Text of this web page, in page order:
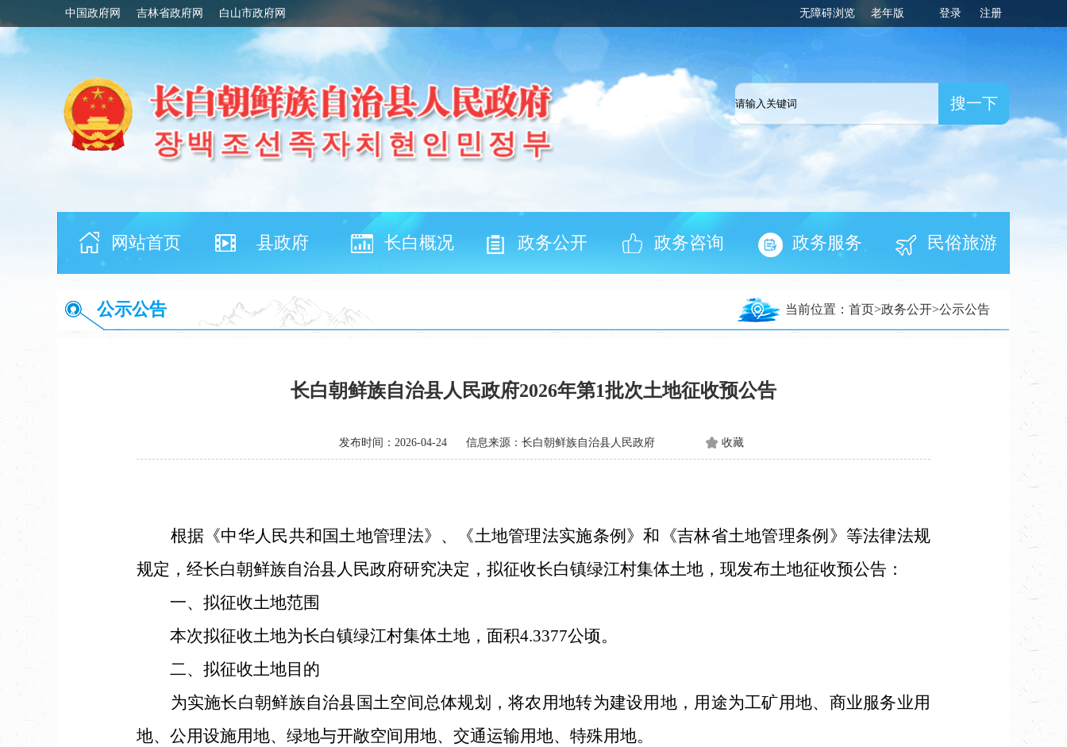
中国政府网 吉林省政府网 白山市政府网 无障碍浏览 老年版 登录 注册
网站首页 县政府 长白概况 政务公开 政务咨询 政务服务 民俗旅游
公示公告 当前位置： 首页>政务公开>公示公告
长白朝鲜族自治县人民政府2026年第1批次土地征收预公告
发布时间：2026-04-24 信息来源：长白朝鲜族自治县人民政府 收藏
根据《中华人民共和国土地管理法》、《土地管理法实施条例》和《吉林省土地管理条例》等法律法规
规定，经长白朝鲜族自治县人民政府研究决定，拟征收长白镇绿江村集体土地，现发布土地征收预公告：
一、拟征收土地范围
本次拟征收土地为长白镇绿江村集体土地，面积4.3377公顷。
二、拟征收土地目的
为实施长白朝鲜族自治县国土空间总体规划，将农用地转为建设用地，用途为工矿用地、商业服务业用
地、公用设施用地、绿地与开敞空间用地、交通运输用地、特殊用地。